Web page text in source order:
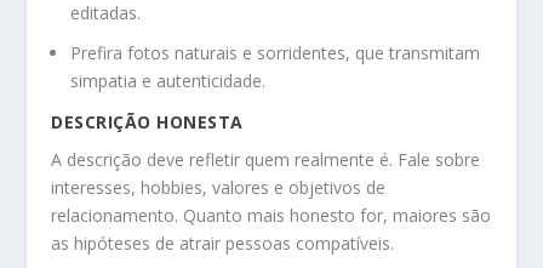
editadas.
Prefira fotos naturais e sorridentes, que transmitam
simpatia e autenticidade.
DESCRIÇÃO HONESTA
A descrição deve refletir quem realmente é. Fale sobre
interesses, hobbies, valores e objetivos de
relacionamento. Quanto mais honesto for, maiores são
as hipóteses de atrair pessoas compatíveis.